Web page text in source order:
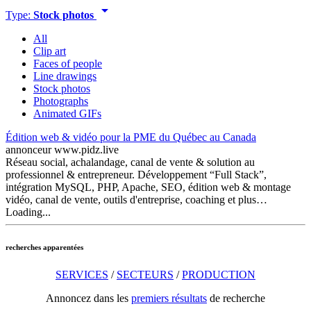
Type: Stock photos arrow_drop_down
All
Clip art
Faces of people
Line drawings
Stock photos
Photographs
Animated GIFs
Édition web & vidéo pour la PME du Québec au Canada
annonceurwww.pidz.live
Réseau social, achalandage, canal de vente & solution au
professionnel & entrepreneur. Développement “Full Stack”,
intégration MySQL, PHP, Apache, SEO, édition web & montage
vidéo, canal de vente, outils d'entreprise, coaching et plus…
Loading...
recherches apparentées
SERVICES / SECTEURS /PRODUCTION
Annoncez dans les premiers résultats de recherche